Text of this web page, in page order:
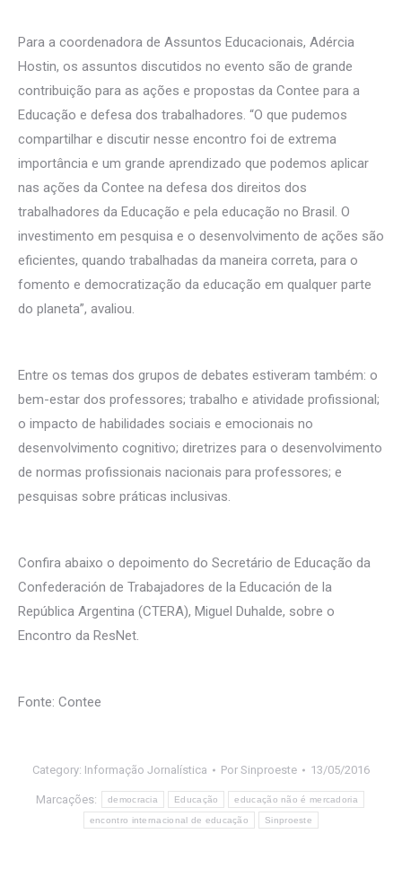
Para a coordenadora de Assuntos Educacionais, Adércia
Hostin, os assuntos discutidos no evento são de grande
contribuição para as ações e propostas da Contee para a
Educação e defesa dos trabalhadores. “O que pudemos
compartilhar e discutir nesse encontro foi de extrema
importância e um grande aprendizado que podemos aplicar
nas ações da Contee na defesa dos direitos dos
trabalhadores da Educação e pela educação no Brasil. O
investimento em pesquisa e o desenvolvimento de ações são
eficientes, quando trabalhadas da maneira correta, para o
fomento e democratização da educação em qualquer parte
do planeta”, avaliou.
Entre os temas dos grupos de debates estiveram também: o
bem-estar dos professores; trabalho e atividade profissional;
o impacto de habilidades sociais e emocionais no
desenvolvimento cognitivo; diretrizes para o desenvolvimento
de normas profissionais nacionais para professores; e
pesquisas sobre práticas inclusivas.
Confira abaixo o depoimento do Secretário de Educação da
Confederación de Trabajadores de la Educación de la
República Argentina (CTERA), Miguel Duhalde, sobre o
Encontro da ResNet.
Fonte: Contee
Category: Informação Jornalística Por Sinproeste 13/05/2016
Marcações: democracia Educação educação não é mercadoria
encontro internacional de educação Sinproeste